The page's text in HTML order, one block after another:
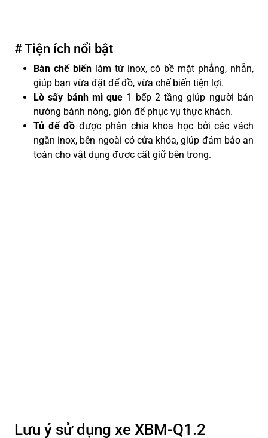
# Tiện ích nổi bật
Bàn chế biếnlàm từ inox, có bề mặt phẳng, nhẵn,
giúp bạn vừa đặt để đồ, vừa chế biến tiện lợi.
Lò sấy bánh mì que 1 bếp 2 tầng giúp người bán
nướng bánh nóng, giòn để phục vụ thực khách.
Tủ để đồđược phân chia khoa học bởi các vách
ngăn inox, bên ngoài có cửa khóa, giúp đảm bảo an
toàn cho vật dụng được cất giữ bên trong.
Lưu ý sử dụng xe XBM-Q1.2